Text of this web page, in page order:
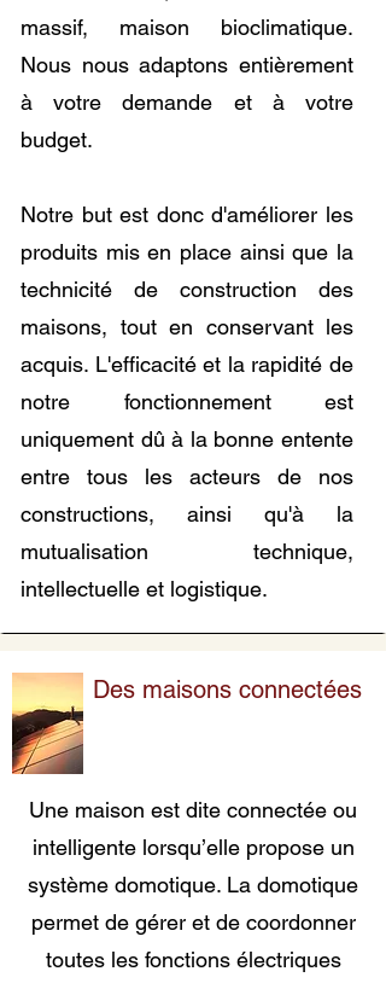
massif, maison bioclimatique.
Nous nous adaptons entièrement
à votre demande et à votre
budget.
Notre but est donc d'améliorer les
produits mis en place ainsi que la
technicité de construction des
maisons, tout en conservant les
acquis. L'efficacité et la rapidité de
notre fonctionnement est
uniquement dû à la bonne entente
entre tous les acteurs de nos
constructions, ainsi qu'à la
mutualisation technique,
intellectuelle et logistique.
Des maisons connectées
Une maison est dite connectée ou
intelligente lorsqu’elle propose un
système domotique. La domotique
permet de gérer et de coordonner
toutes les fonctions électriques